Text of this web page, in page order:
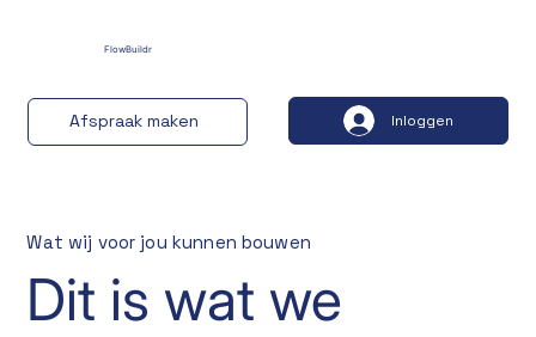
FlowBuildr
Afspraak maken Inloggen
Wat wij voor jou kunnen bouwen
Dit is wat we